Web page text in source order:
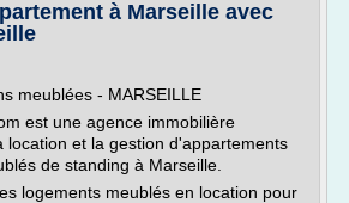
à Marseille avec
meublées - MARSEILLE
est une agence immobilière
location et la gestion d'appartements
de standing à Marseille.
logements meublés en location pour